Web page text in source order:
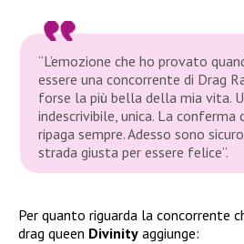
“L’emozione che ho provato
essere una concorrente di Drag
forse la più bella della mia vita.
indescrivibile, unica. La conferma
ripaga sempre. Adesso sono
strada giusta per essere felice”.
Per quanto riguarda la concorrente
drag queen Divinity aggiunge: